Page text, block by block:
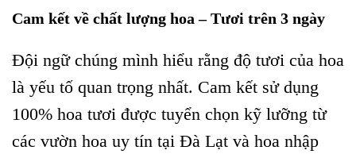
Cam kết về chất lượng hoa – Tươi trên 3 ngày
Đội ngữ chúng mình hiểu rằng độ tươi của hoa
là yếu tố quan trọng nhất. Cam kết sử dụng
100% hoa tươi được tuyển chọn kỹ lưỡng từ
các vườn hoa uy tín tại Đà Lạt và hoa nhập